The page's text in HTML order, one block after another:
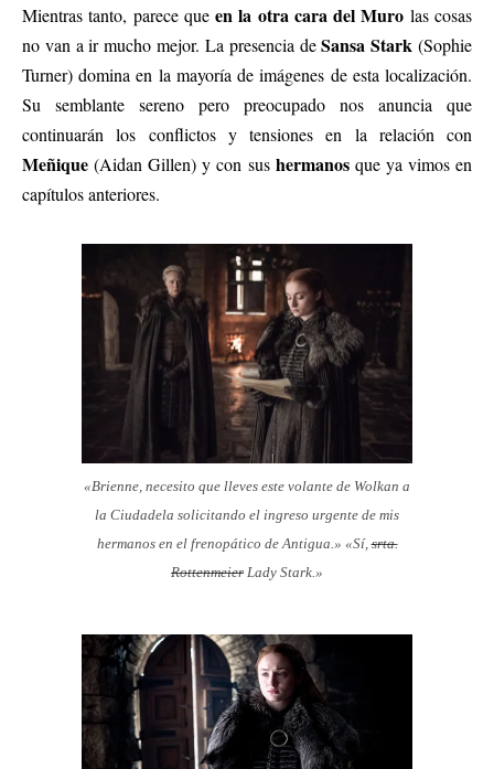
Mientras tanto, parece queen la otra cara del Muro las cosas
no van a ir mucho mejor. La presencia deSansa Stark(Sophie
Turner) domina en la mayoría de imágenes de esta localización.
Su semblante sereno pero preocupado nos anuncia que
continuarán los conflictos y tensiones en la relación con
Meñique (Aidan Gillen) y con sus hermanosque ya vimos en
capítulos anteriores.
«Brienne, necesito que lleves este volante de Wolkan a
la Ciudadela solicitando el ingreso urgente de mis
hermanos en el frenopático de Antigua.» «Sí,srta.
Rottenmeier Lady Stark.»